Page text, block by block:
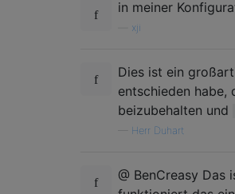
in meiner
xji
Dies ist ein
entschieden habe,
beizubehalten und
Herr Duhart
@ BenCreasy Das